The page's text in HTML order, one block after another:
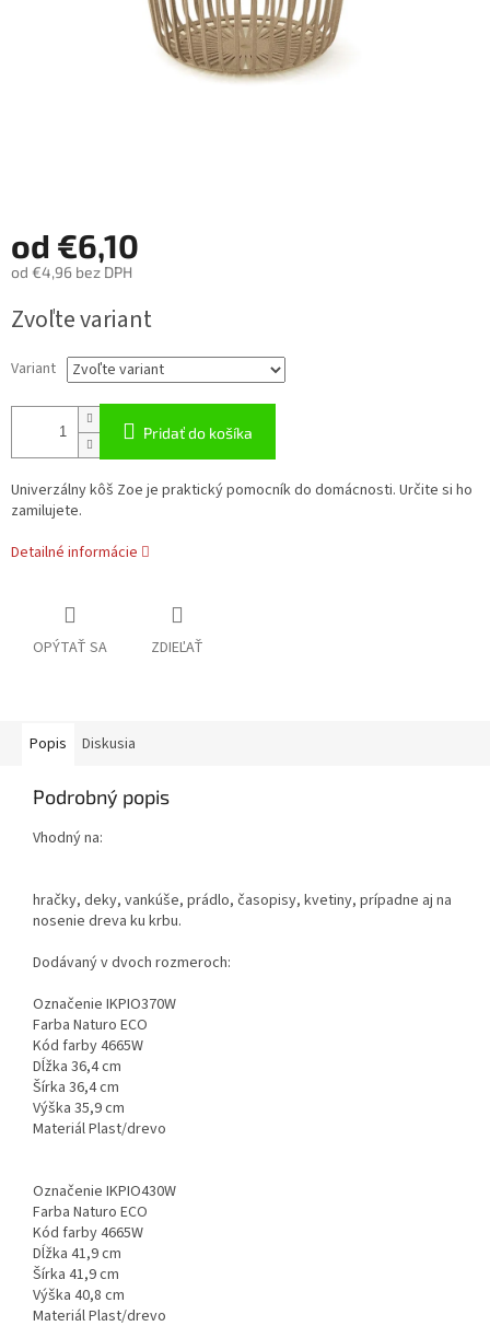
od €6,10
od €4,96 bez DPH
cena:
Zvoľte variant
Variant
Pridať do košíka
Univerzálny kôš Zoe je praktický pomocník do domácnosti. Určite si ho
zamilujete.
Detailné informácie
OPÝTAŤ SA ZDIEĽAŤ
Popis Diskusia
Podrobný popis
Vhodný na:
hračky, deky, vankúše, prádlo, časopisy, kvetiny, prípadne aj na
nosenie dreva ku krbu.
Dodávaný v dvoch rozmeroch:
Označenie IKPIO370W
Farba Naturo ECO
Kód farby 4665W
Dĺžka 36,4 cm
Šírka 36,4 cm
Výška 35,9 cm
Materiál Plast/drevo
Označenie IKPIO430W
Farba Naturo ECO
Kód farby 4665W
Dĺžka 41,9 cm
Šírka 41,9 cm
Výška 40,8 cm
Materiál Plast/drevo